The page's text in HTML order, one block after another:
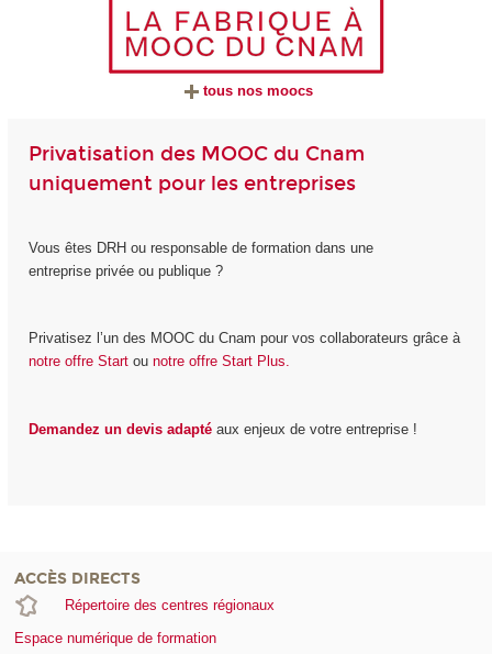
tous nos moocs
Privatisation des MOOC du Cnam
uniquement pour les entreprises
Vous êtes DRH ou responsable de formation dans une
entreprise privée ou publique ?
Privatisez l’un des MOOC du Cnam pour vos collaborateurs grâce à
notre offre Startou notre offre Start Plus.
Demandez un devis adaptéaux enjeux de votre entreprise !
ACCÈS DIRECTS
Répertoire des centres régionaux
Espace numérique de formation